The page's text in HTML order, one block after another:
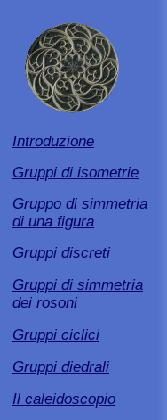
Introduzione
Gruppi di isometrie
Gruppo di simmetria
di una figura
Gruppi discreti
Gruppi di simmetria
dei rosoni
Gruppi ciclici
Gruppi diedrali
Il caleidoscopio